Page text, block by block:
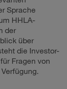
Sprache
HHLA-
der
über
die Investor-
Fragen von